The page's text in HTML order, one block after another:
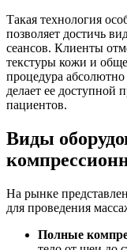
Такая технология
позволяет достичь
сеансов. Клиенты
текстуры кожи и
процедура
делает ее доступной
пациентов.
Виды
На рынке
для проведения
Полные